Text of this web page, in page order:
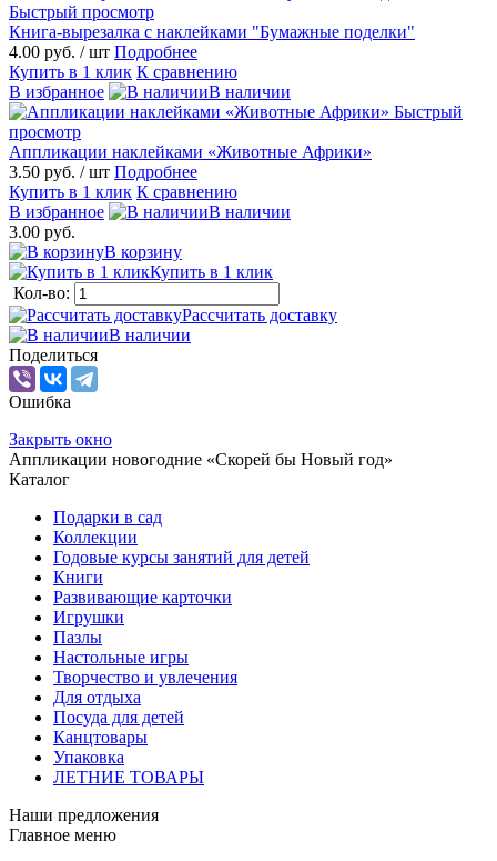
Быстрый просмотр
Книга-вырезалка с наклейками "Бумажные поделки"
4.00 руб. / шт Подробнее
Купить в 1 клик К сравнению
В избранное
В наличии
Быстрый
просмотр
Аппликации наклейками «Животные Африки»
3.50 руб. / шт Подробнее
Купить в 1 клик К сравнению
В избранное
В наличии
3.00 руб.
В корзину
Купить в 1 клик
Кол-во:
Рассчитать доставку
В наличии
Поделиться
Ошибка
Закрыть окно
Аппликации новогодние «Скорей бы Новый год»
Каталог
Подарки в сад
Коллекции
Годовые курсы занятий для детей
Книги
Развивающие карточки
Игрушки
Пазлы
Настольные игры
Творчество и увлечения
Для отдыха
Посуда для детей
Канцтовары
Упаковка
ЛЕТНИЕ ТОВАРЫ
Наши предложения
Главное меню